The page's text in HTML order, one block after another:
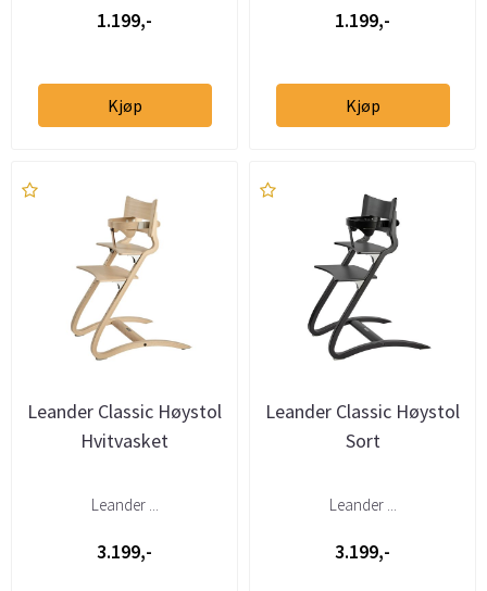
1.199,-
Kjøp
1.199,-
Kjøp
Leander Classic Høystol
Hvitvasket
Leander ...
3.199,-
Leander Classic Høystol
Sort
Leander ...
3.199,-